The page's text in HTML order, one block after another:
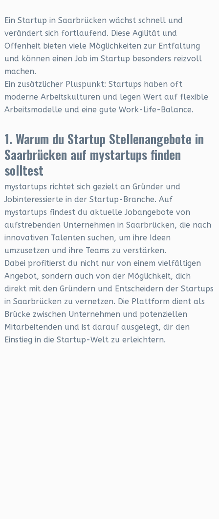
Ein Startup in Saarbrücken wächst schnell und
verändert sich fortlaufend. Diese Agilität und
Offenheit bieten viele Möglichkeiten zur Entfaltung
und können einen Job im Startup besonders reizvoll
machen.
Ein zusätzlicher Pluspunkt: Startups haben oft
moderne Arbeitskulturen und legen Wert auf flexible
Arbeitsmodelle und eine gute Work-Life-Balance.
1. Warum du Startup Stellenangebote in
Saarbrücken auf mystartups finden
solltest
mystartups richtet sich gezielt an Gründer und
Jobinteressierte in der Startup-Branche. Auf
mystartups findest du aktuelle Jobangebote von
aufstrebenden Unternehmen in Saarbrücken, die nach
innovativen Talenten suchen, um ihre Ideen
umzusetzen und ihre Teams zu verstärken.
Dabei profitierst du nicht nur von einem vielfältigen
Angebot, sondern auch von der Möglichkeit, dich
direkt mit den Gründern und Entscheidern der Startups
in Saarbrücken zu vernetzen. Die Plattform dient als
Brücke zwischen Unternehmen und potenziellen
Mitarbeitenden und ist darauf ausgelegt, dir den
Einstieg in die Startup-Welt zu erleichtern.